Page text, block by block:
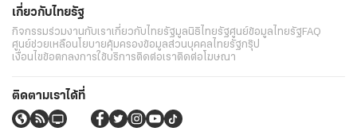
เกี่ยวกับไทยรัฐ
กิจกรรมร่วมงานกับเราเกี่ยวกับไทยรัฐมูลนิธิไทยรัฐศูนย์ข้อมูลไทยรัฐFAQ
ศูนย์ช่วยเหลือนโยบายคุ้มครองข้อมูลส่วนบุคคลไทยรัฐกรุ๊ป
เงื่อนไขข้อตกลงการใช้บริการติดต่อเราติดต่อโฆษณา
ติดตามเราได้ที่